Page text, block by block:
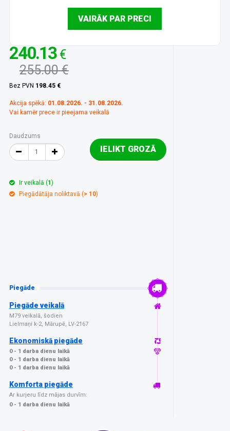
VAIRĀK PAR PRECI
240.13 €
255.00 €
Bez PVN 198.45 €
Akcija spēkā: 01.08.2026. - 31.08.2026.
Vai kamēr prece ir pieejama veikalā
Daudzums
IELIKT GROZĀ
Ir veikalā (1 )
Piegādātāja noliktavā (> 10)
Piegāde
Piegāde veikalā
M79 veikalā, šodien
Lielmaņi k-2, Mārupē, LV-2167
Ekonomiskā piegāde
0 - 1 darba dienu laikā
0 - 1 darba dienu laikā
0 - 1 darba dienu laikā
Komforta piegāde
Ar kurjeru līdz mājas durvīm:
0 - 1 darba dienu laikā